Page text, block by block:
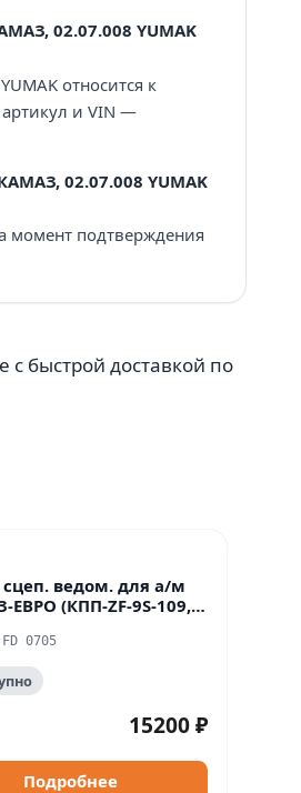
02.07.008 YUMAK
относится к
артикул и VIN —
02.07.008 YUMAK
момент подтверждения
быстрой доставкой по
ведом. для а/м
ЕВРО (КПП-ZF-9S-109,
0705
15200 ₽
Подробнее